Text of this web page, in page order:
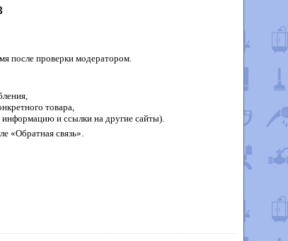
после проверки модератором.
товара,
и ссылки на другие сайты).
«Обратная связь».